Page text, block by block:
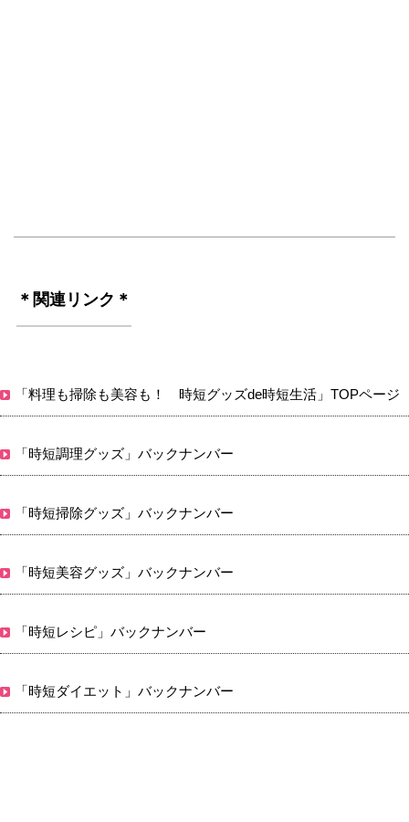
＊関連リンク＊
「料理も掃除も美容も！ 時短グッズde時短生活」TOPページ
「時短調理グッズ」バックナンバー
「時短掃除グッズ」バックナンバー
「時短美容グッズ」バックナンバー
「時短レシピ」バックナンバー
「時短ダイエット」バックナンバー